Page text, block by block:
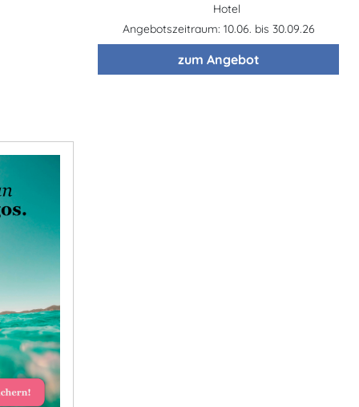
Hotel
Angebotszeitraum: 10.06. bis 30.09.26
zum Angebot